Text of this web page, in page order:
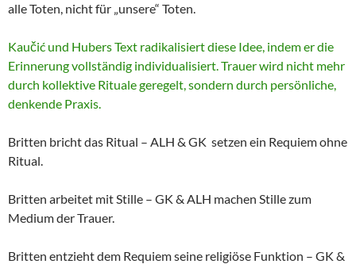
alle Toten, nicht für „unsere“ Toten.
Kaučić und Hubers Text radikalisiert diese Idee, indem er die
Erinnerung vollständig individualisiert. Trauer wird nicht mehr
durch kollektive Rituale geregelt, sondern durch persönliche,
denkende Praxis.
Britten bricht das Ritual – ALH & GK setzen ein Requiem ohne
Ritual.
Britten arbeitet mit Stille – GK & ALH machen Stille zum
Medium der Trauer.
Britten entzieht dem Requiem seine religiöse Funktion – GK &